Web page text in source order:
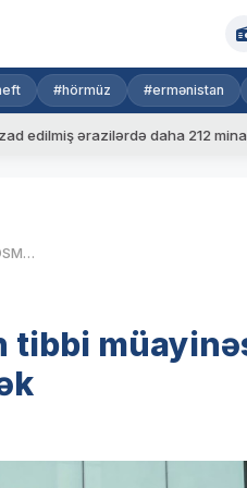
#hörmüz #ermənistan
ərazilərdə daha 212 mina, 753
Hərbi xidmətə çağırılanların tibbi müayinəsi ƏƏSMN tərəfindən həyata keçiriləcək
tibbi